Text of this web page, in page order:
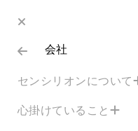
会社
センシリオンについて
心掛けていること